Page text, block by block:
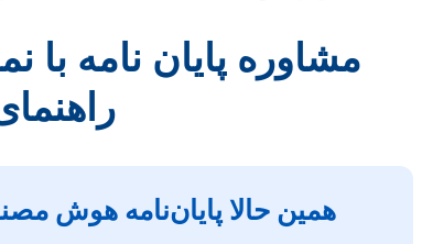
مشاوره پایان نامه
همین حالا پایان‌نامه هوش